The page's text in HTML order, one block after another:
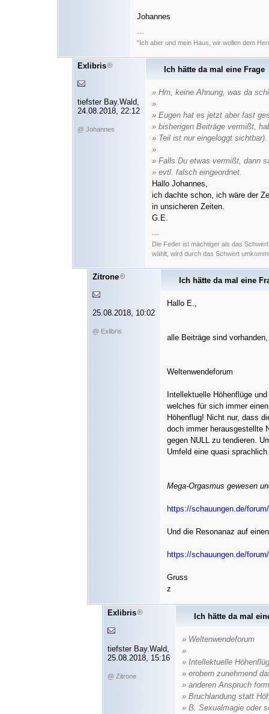
Johannes
---
"Ich aber und mein Haus, wir wollen dem
Exlibris
tiefster Bay.Wald,
24.08.2018, 22:12
@ Johannes
Ich hätte da mal eine Frage
» Hm, keine Ahnung, was da
»
» Eugen hat es jetzt aber fast
» bisherigen Beiträge vermißt,
» Teil ist nur eingeloggt sichtbar).
»
» Falls Du etwas vermißt, dann
» evtl. falsch eingeordnet.
Hallo Johannes,
ich dachte schon, ich wäre der
in unsicheren Zeiten.
G.E.
---
Die Feder ist mächtiger als das
wählt, wird durch das Schwert
Zitrone
25.08.2018, 10:02
@ Exlibris
Ich hätte da mal eine
Hallo E.,
alle Beiträge sind
Weltenwendeforum
Intellektuelle Höhenflüge
welches für sich immer
Höhenflug! Nicht nur, dass
doch immer herausgestellte
gegen NULL zu tendieren.
Umfeld eine quasi
Mega-Orgasmus gewesen
https://schauungen.de/
Und die Resonanaz auf
https://schauungen.de/
Gruss
z
Exlibris
tiefster Bay.Wald,
25.08.2018, 15:16
@ Zitrone
Ich hätte da mal
» Weltenwendeforum
»
» Intellektuelle
» erobern zunehmend
» anderen Anspruch
» Bruchlandung statt
» B. Sexualmagie oder